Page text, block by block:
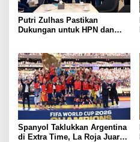
Putri Zulhas Pastikan
Dukungan untuk HPN dan
Promosi Nasional
Spanyol Taklukkan Argentina
di Extra Time, La Roja Juara